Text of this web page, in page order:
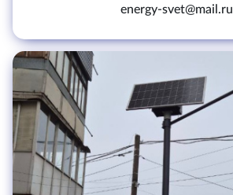
energy-svet@mail.ru